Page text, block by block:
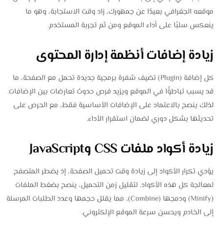
موقعه الجغرافي بعيدًا عن جمهورك، زاد وقت الاستجابة، وهو ما
ينعكس سلبًا على أداء الموقع ومن ثم تجربة المستخدم.
زيادة إضافات أنظمة إدارة المحتوى
كل إضافة (Plugin) تضيف شفرة برمجية جديدة تحمل مع الصفحة، ما
قد يسبب تباطؤًا في الموقع ويزيد فرص حدوث تعارضات بين الإضافات.
لذلك ينصح بالاعتماد على الإضافات الأساسية فقط، مع الحرص على
تحديثها بشكل دوري لضمان استقرار الأداء.
زيادة أكواد ملفات CSS وJavaScript
يؤدي تكرار الأكواد إلى زيادة وقت تحميل الصفحة، إذ يضطر المتصفح
لمعالجة كل هذه الأكواد. لتقليل زمن التحميل، ينصح بضغط الملفات
(Minify) ودمجها (Combine)، مما يقلل حجمها وعدد الطلبات المرسلة
إلى الخادم ويحسن سرعة الموقع الإلكتروني.